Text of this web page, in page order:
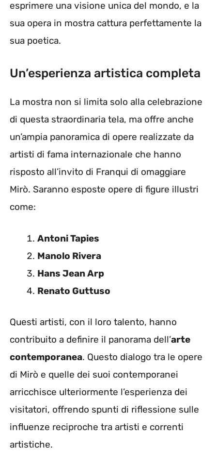
esprimere una visione unica del mondo, e la
sua opera in mostra cattura perfettamente la
sua poetica.
Un’esperienza artistica completa
La mostra non si limita solo alla celebrazione
di questa straordinaria tela, ma offre anche
un’ampia panoramica di opere realizzate da
artisti di fama internazionale che hanno
risposto all’invito di Franqui di omaggiare
Mirò. Saranno esposte opere di figure illustri
come:
Antoni Tapies
Manolo Rivera
Hans Jean Arp
Renato Guttuso
Questi artisti, con il loro talento, hanno
contribuito a definire il panorama dell’arte
contemporanea. Questo dialogo tra le opere
di Mirò e quelle dei suoi contemporanei
arricchisce ulteriormente l’esperienza dei
visitatori, offrendo spunti di riflessione sulle
influenze reciproche tra artisti e correnti
artistiche.